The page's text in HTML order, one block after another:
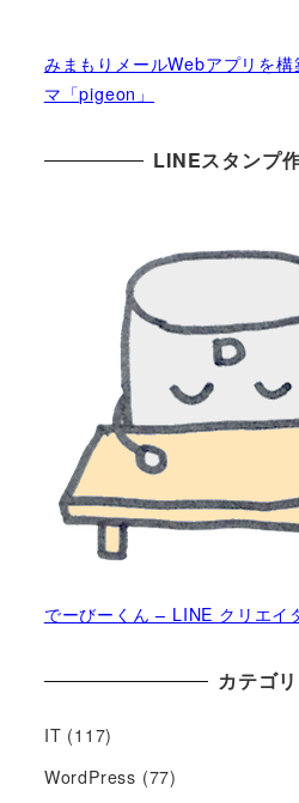
みまもりメールWebアプリを
マ「pigeon」
LINEスタンプ
でーびーくん – LINE クリエイ
カテゴ
IT (117)
WordPress (77)